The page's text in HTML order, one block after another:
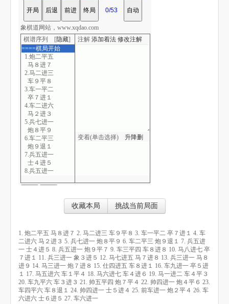
棋谱序列 [隐藏]
====棋局开始
1.炮二平五
马８进７
2.马二进三
车９平８
3.车一平二
卒７进１
4.车二进六
马２进３
5.兵七进一
炮８平９
6.车二平三
炮９退１
7.兵五进一
士４进５
8.兵五进一
9.车三平四
12.马七进五
马７进８
13.兵三进一
马８进９
14.马三进一
炮７进８
15.仕四进五
车８进１
16.车九进一
注解 添加着法 修改注解
变着(单击选择) 升降删
象棋道网站，www.xqdao.com
收藏本局 挑战当前局面
1. 炮二平五 马８进７ 2. 马二进三 车９平８ 3. 车一平二 卒７进１ 4. 车
二进六 马２进３ 5. 兵七进一 炮８平９ 6. 车二平三 炮９退１ 7. 兵五进
一 士４进５ 8. 兵五进一 炮９平７ 9. 车三平四 车８进８ 10. 马八进七 卒
７进１ 11. 兵三进一 象３进５ 12. 马七进五 马７进８ 13. 兵三进一 马８
进９ 14. 马三进一 炮７进８ 15. 仕四进五 车８进１ 16. 车九进一 卒５进
１ 17. 马五进六 车１平４ 18. 马六进七 车４进６ 19. 马一进二 车４平３
20. 车九平六 车３进３ 21. 帅五平四 炮７平４ 22. 帅四进一 炮４平６ 23.
车四平六 车８退１ 24. 帅四进一 士５进４ 25. 前车进一 炮２平４ 26. 车
六进六 士６进５ 27. 车六进一